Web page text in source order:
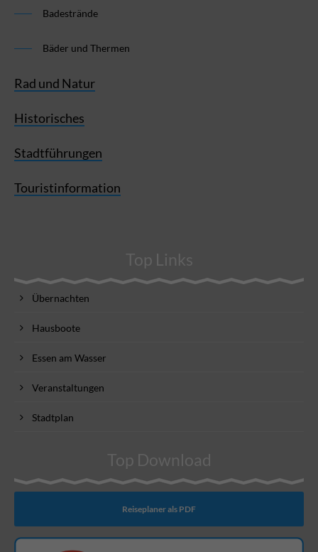
Badestrände
Bäder und Thermen
Rad und Natur
Historisches
Stadtführungen
Touristinformation
Top Links
Übernachten
Hausboote
Essen am Wasser
Veranstaltungen
Stadtplan
Top Download
Reiseplaner als PDF